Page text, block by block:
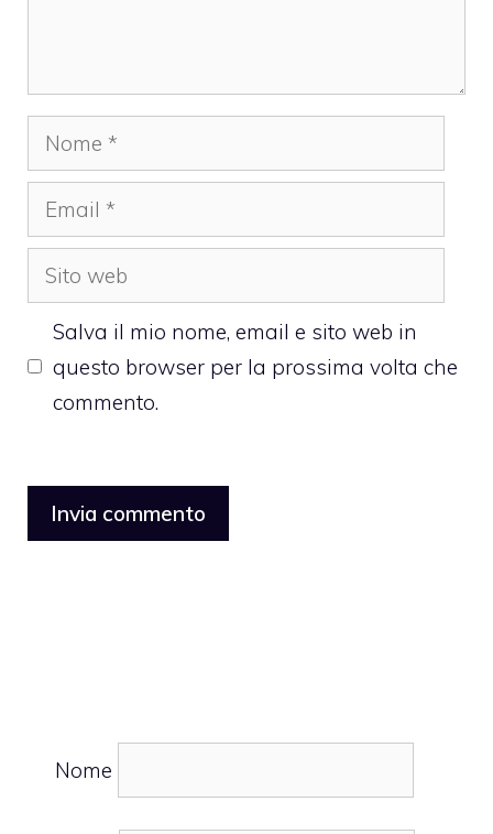
Nome
Email
Sito
web
Salva il mio nome, email e sito web in
questo browser per la prossima volta che
commento.
Nome